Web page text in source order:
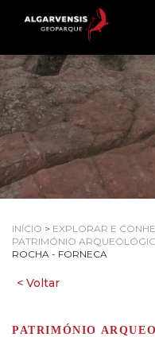
INÍCIO > EXPLORAR E
PATRIMÓNIO
ROCHA - FORNECA
PATRIMÓNIO